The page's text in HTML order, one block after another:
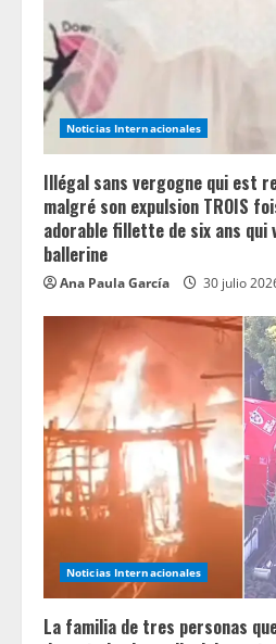
Noticias Internacionales
Illégal sans vergogne qui est
malgré son expulsion TROIS
adorable fillette de six ans qui
ballerine
Ana Paula García 30 julio
Noticias Internacionales
La familia de tres personas